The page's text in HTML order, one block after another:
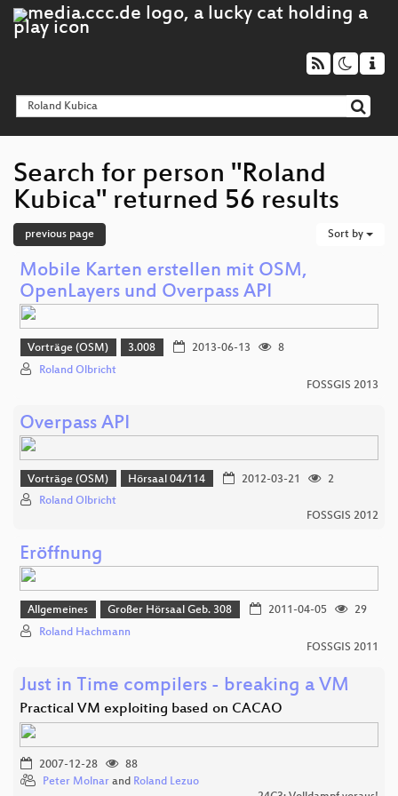
Search for person "Roland
Kubica" returned 56 results
previous page Sort by
Mobile Karten erstellen mit OSM,
OpenLayers und Overpass API
Vorträge (OSM) 3.008 2013-06-13
8
Roland Olbricht
FOSSGIS 2013
Overpass API
Vorträge (OSM) Hörsaal 04/114 2012-03-21
2
Roland Olbricht
FOSSGIS 2012
Eröffnung
Allgemeines Großer Hörsaal Geb. 308 2011-04-05
29
Roland Hachmann
FOSSGIS 2011
Just in Time compilers - breaking a VM
Practical VM exploiting based on CACAO
2007-12-28
88
Peter Molnar and Roland Lezuo